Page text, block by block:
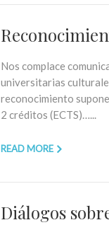
Nos complace
universitarias
reconocimiento
2 créditos (ECTS)…...
READ MORE
Diálogos